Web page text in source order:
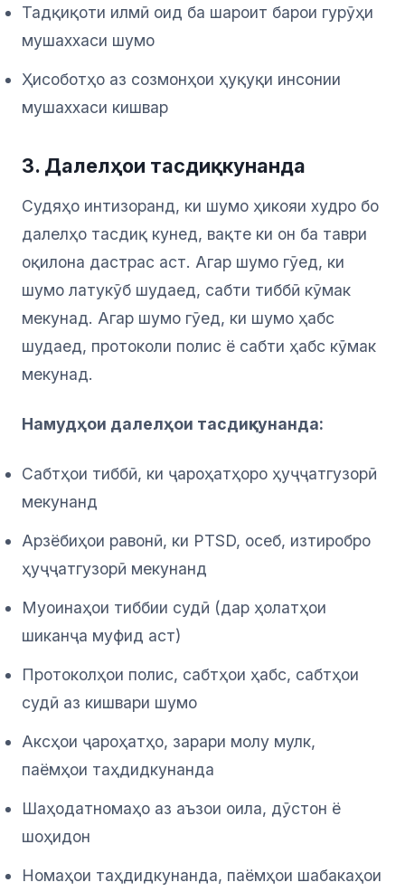
Тадқиқоти илмӣ оид ба шароит барои гурӯҳи
мушаххаси шумо
Ҳисоботҳо аз созмонҳои ҳуқуқи инсонии
мушаххаси кишвар
3. Далелҳои тасдиқкунанда
Судяҳо интизоранд, ки шумо ҳикояи худро бо
далелҳо тасдиқ кунед, вақте ки он ба таври
оқилона дастрас аст. Агар шумо гӯед, ки
шумо латукӯб шудаед, сабти тиббӣ кӯмак
мекунад. Агар шумо гӯед, ки шумо ҳабс
шудаед, протоколи полис ё сабти ҳабс кӯмак
мекунад.
Намудҳои далелҳои тасдиқкунанда:
Сабтҳои тиббӣ, ки ҷароҳатҳоро ҳуҷҷатгузорӣ
мекунанд
Арзёбиҳои равонӣ, ки PTSD, осеб, изтиробро
ҳуҷҷатгузорӣ мекунанд
Муоинаҳои тиббии судӣ (дар ҳолатҳои
шиканҷа муфид аст)
Протоколҳои полис, сабтҳои ҳабс, сабтҳои
судӣ аз кишвари шумо
Аксҳои ҷароҳатҳо, зарари молу мулк,
паёмҳои таҳдидкунанда
Шаҳодатномаҳо аз аъзои оила, дӯстон ё
шоҳидон
Номаҳои таҳдидкунанда, паёмҳои шабакаҳои